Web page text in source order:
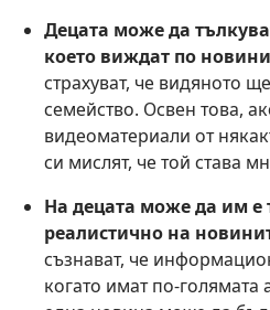
Децата може да
което виждат по
страхуват, че видяното
семейство. Освен това,
видеоматериали от
си мислят, че той става
На децата може да им е
реалистично на
съзнават, че
когато имат по-голямата